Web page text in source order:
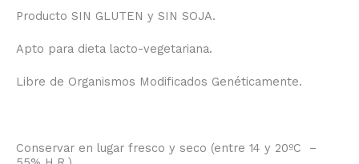
Producto SIN GLUTEN y SIN SOJA.
Apto para dieta lacto-vegetariana.
Libre de Organismos Modificados Genéticamente.
Conservar en lugar fresco y seco (entre 14 y 20ºC –